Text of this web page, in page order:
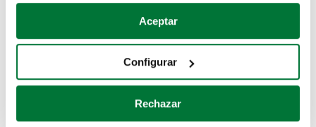
Si lo permite, también quisiéramos:
Recopilar información sobre su ubicación geográfica
Identificar su dispositivo analizándolo activamente
para buscar características específicas (huellas
Aceptar
Configurar
Rechazar
Coches de segunda mano
Coches de km0